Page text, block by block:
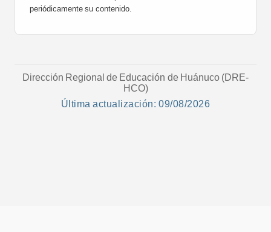
periódicamente su contenido.
Dirección Regional de Educación de Huánuco (DRE-
HCO)
Última actualización: 09/08/2026